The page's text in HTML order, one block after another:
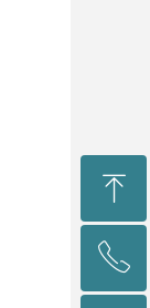
ꁸ
回到顶部
ꂅ